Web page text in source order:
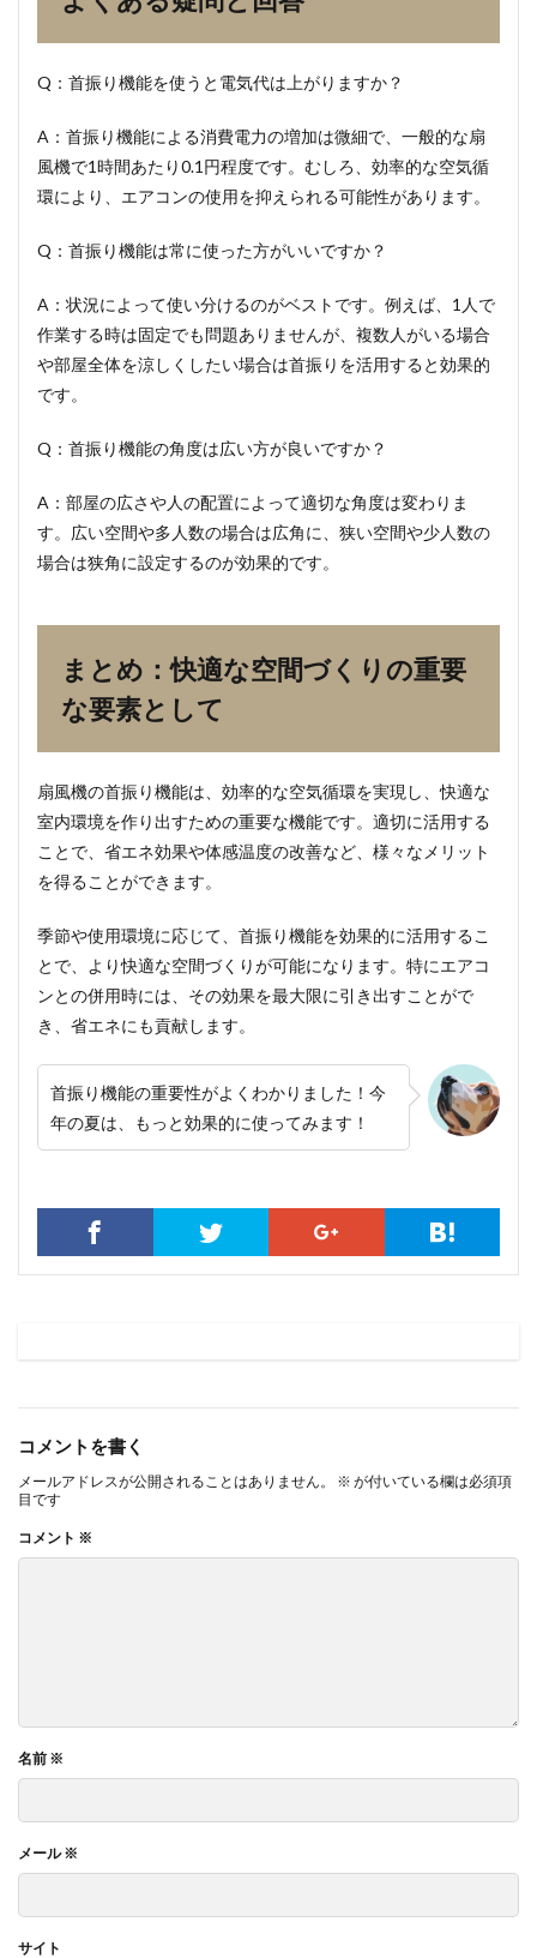
Q：首振り機能を使うと電気代は上がりますか？
A：首振り機能による消費電力の増加は微細で、一般的な扇
風機で1時間あたり0.1円程度です。むしろ、効率的な空気循
環により、エアコンの使用を抑えられる可能性があります。
Q：首振り機能は常に使った方がいいですか？
A：状況によって使い分けるのがベストです。例えば、1人で
作業する時は固定でも問題ありませんが、複数人がいる場合
や部屋全体を涼しくしたい場合は首振りを活用すると効果的
です。
Q：首振り機能の角度は広い方が良いですか？
A：部屋の広さや人の配置によって適切な角度は変わりま
す。広い空間や多人数の場合は広角に、狭い空間や少人数の
場合は狭角に設定するのが効果的です。
まとめ：快適な空間づくりの重要
な要素として
扇風機の首振り機能は、効率的な空気循環を実現し、快適な
室内環境を作り出すための重要な機能です。適切に活用する
ことで、省エネ効果や体感温度の改善など、様々なメリット
を得ることができます。
季節や使用環境に応じて、首振り機能を効果的に活用するこ
とで、より快適な空間づくりが可能になります。特にエアコ
ンとの併用時には、その効果を最大限に引き出すことがで
き、省エネにも貢献します。
首振り機能の重要性がよくわかりました！今
年の夏は、もっと効果的に使ってみます！
コメントを書く
メールアドレスが公開されることはありません。 ※ が付いている欄は必須項
目です
コメント ※
名前 ※
メール※
サイト